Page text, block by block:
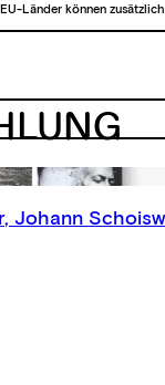
Länder können
, Johann